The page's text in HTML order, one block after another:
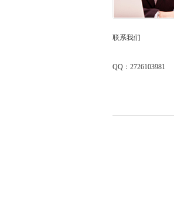
联系我们
QQ：2726103981